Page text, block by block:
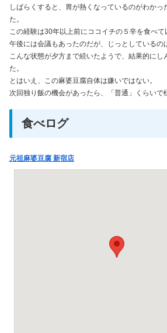
しばらくすると、胃が熱くなっているのがわかっ
た。
この経験は30年以上前にココイチの５辛を食べて
午後には会議もあったのだが、じっとしているの
こんな状態が夕方まで続いたようで、結果的にし
た。
とはいえ、この麻婆豆腐自体は嫌いではない。
次回独り飯の機会があったら、「普通」くらいで
食べログ
元祖麻婆豆腐 新宿店